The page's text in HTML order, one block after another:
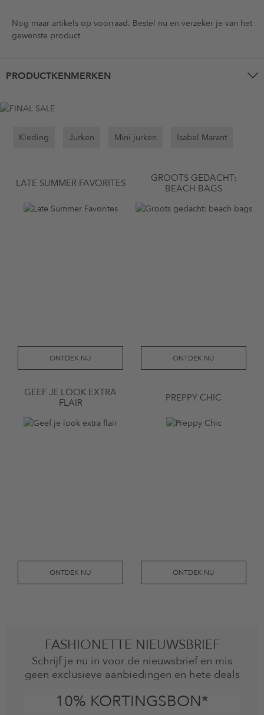
Nog maar artikels op voorraad. Bestel nu en verzeker je van het
gewenste product
PRODUCTKENMERKEN
Kleding Jurken Mini jurken Isabel Marant
LATE SUMMER FAVORITES
ONTDEK NU
GROOTS GEDACHT:
BEACH BAGS
ONTDEK NU
GEEF JE LOOK EXTRA
FLAIR
ONTDEK NU
PREPPY CHIC
ONTDEK NU
FASHIONETTE NIEUWSBRIEF
Schrijf je nu in voor de nieuwsbrief en mis
geen exclusieve aanbiedingen en hete deals
10% KORTINGSBON*